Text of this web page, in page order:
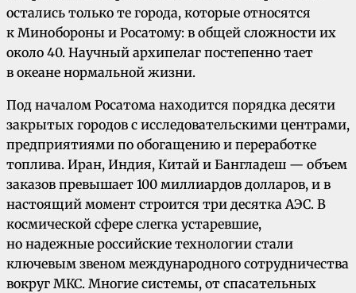
остались только те города, которые относятся
к Минобороны и Росатому: в общей сложности их
около 40. Научный архипелаг постепенно тает
в океане нормальной жизни.
Под началом Росатома находится порядка десяти
закрытых городов с исследовательскими центрами,
предприятиями по обогащению и переработке
топлива. Иран, Индия, Китай и Бангладеш — объем
заказов превышает 100 миллиардов долларов, и в
настоящий момент строится три десятка АЭС. В
космической сфере слегка устаревшие,
но надежные российские технологии стали
ключевым звеном международного сотрудничества
вокруг МКС. Многие системы, от спасательных